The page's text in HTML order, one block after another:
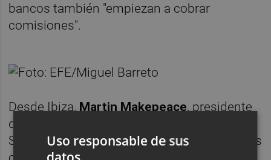
bancos también "empiezan a cobrar
comisiones".
Desde Ibiza, Martin Makepeace, presidente
de Residentes y Empresarios Británicos de
Sant Antoni, se ha referido a estas "pequeñas
Uso responsable de sus